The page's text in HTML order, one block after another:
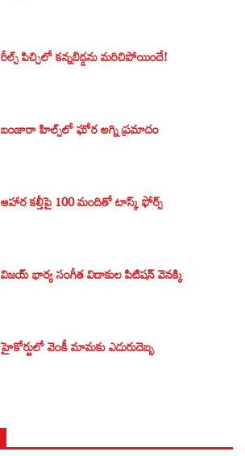
రీల్స్ పిచ్చిలో కన్నబిడ్డను మరిచిపోయిందే!
బంజారా హిల్స్‌లో ఘోర అగ్ని ప్రమాదం
ఆహార కల్తీపై 100 మందితో టాస్క్ ఫోర్స్
విజయ్ భార్య సంగీత విడాకుల పిటిషన్ వెనక్కి
హైకోర్టులో వెంకీ మామకు ఎదురుదెబ్బ